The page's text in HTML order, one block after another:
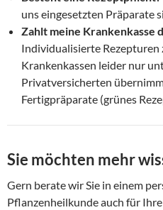
uns eingesetzten Präparate
Zahlt meine Krankenkasse
Individualisierte Rezepturen
Krankenkassen leider nur
Privatversicherten
Fertigpräparate (grünes
Sie möchten mehr
Gern berate wir Sie in einem
Pflanzenheilkunde auch für